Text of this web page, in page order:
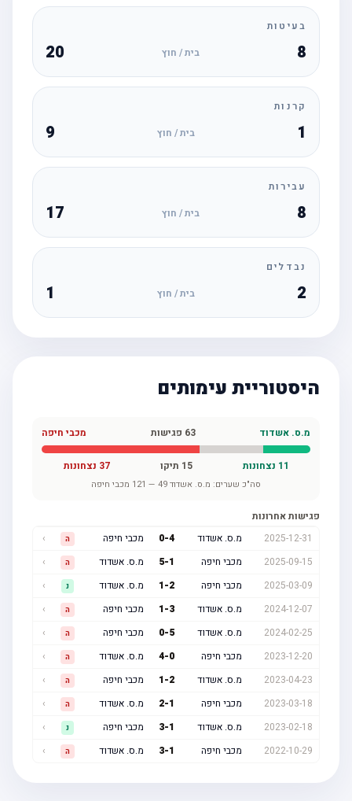
בעיטות
בית / חוץ 20
קרנות
בית / חוץ
עבירות
בית / חוץ 17
נבדלים
בית / חוץ
היסטוריית עימותים
מ.ס. אשדוד 63פגישות מכבי חיפה
נצחונות 15תיקו 37נצחונות
סה"כ שערים:מ.ס. אשדוד 49
—
121מכבי חיפה
פגישות אחרונות
2025-12-31
מ.ס. אשדוד 0- מכבי חיפה
2025-09-15
מכבי חיפה 5 מ.ס. אשדוד
2025-03-09
מכבי חיפה 1- מ.ס. אשדוד
2024-12-07
מ.ס. אשדוד 1- מכבי חיפה
2024-02-25
מ.ס. אשדוד 0- מכבי חיפה
2023-12-20
מכבי חיפה 4- מ.ס. אשדוד
2023-04-23
מ.ס. אשדוד 1- מכבי חיפה
2023-03-18
מכבי חיפה 2 מ.ס. אשדוד
2023-02-18
מ.ס. אשדוד 3 מכבי חיפה
2022-10-29
מכבי חיפה 3 מ.ס. אשדוד